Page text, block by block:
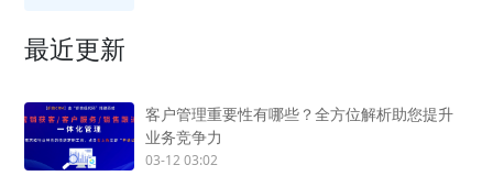
最近更新
客户管理重要性有哪些？全方位解析助您提升
业务竞争力
03-12 03:02